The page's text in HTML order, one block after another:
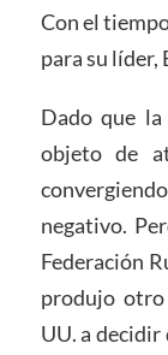
Con el
para su líder,
Dado que
objeto de
negativo.
Federación
produjo
UU. a